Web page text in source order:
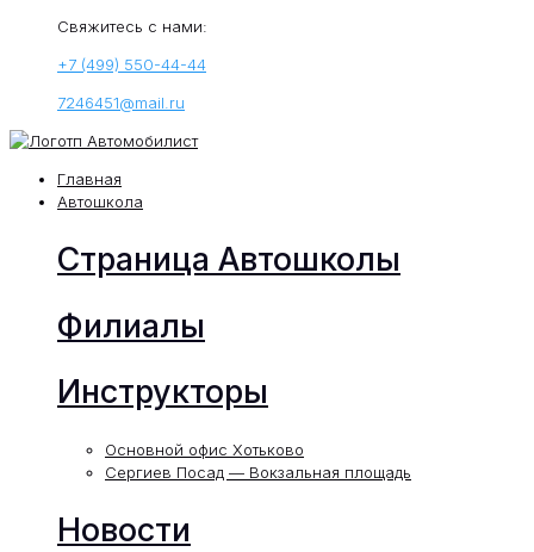
Свяжитесь с нами:
+7 (499) 550-44-44
7246451@mail.ru
Главная
Автошкола
Страница Автошколы
Филиалы
Инструкторы
Основной офис Хотьково
Сергиев Посад — Вокзальная площадь
Новости